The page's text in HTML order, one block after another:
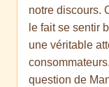
notre discours.
le fait se sentir
une véritable
question de